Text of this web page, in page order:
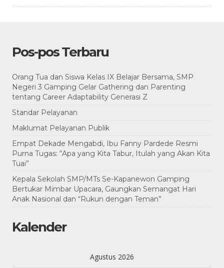
Pos-pos Terbaru
Orang Tua dan Siswa Kelas IX Belajar Bersama, SMP
Negeri 3 Gamping Gelar Gathering dan Parenting
tentang Career Adaptability Generasi Z
Standar Pelayanan
Maklumat Pelayanan Publik
Empat Dekade Mengabdi, Ibu Fanny Pardede Resmi
Purna Tugas: “Apa yang Kita Tabur, Itulah yang Akan Kita
Tuai”
Kepala Sekolah SMP/MTs Se-Kapanewon Gamping
Bertukar Mimbar Upacara, Gaungkan Semangat Hari
Anak Nasional dan “Rukun dengan Teman”
Kalender
Agustus 2026